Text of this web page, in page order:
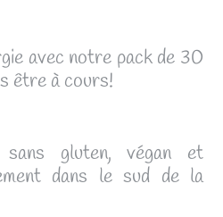
avec notre pack de 30
être à cours!
gluten, végan et
dans le sud de la